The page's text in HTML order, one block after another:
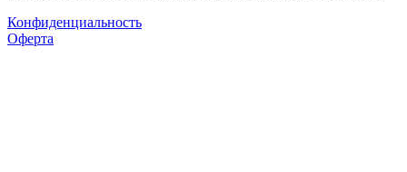
Конфиденциальность
Оферта